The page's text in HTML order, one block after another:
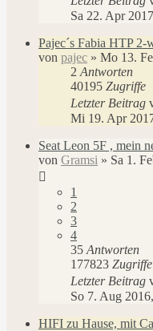
Sa 22. Apr
Pajec´s Fabia HTP 2-
von pajec » Mo 13.
2 Antworten
40195 Zugriffe
Letzter Beitrag
Mi 19. Apr
Seat Leon 5F , mein
von Gramsi » Sa 1.
1
2
3
4
35 Antworten
177823 Zugriffe
Letzter Beitrag
So 7. Aug
HIFI zu Hause, mit